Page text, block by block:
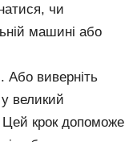
чи
машині або
виверніть
у великий
Цей крок допоможе